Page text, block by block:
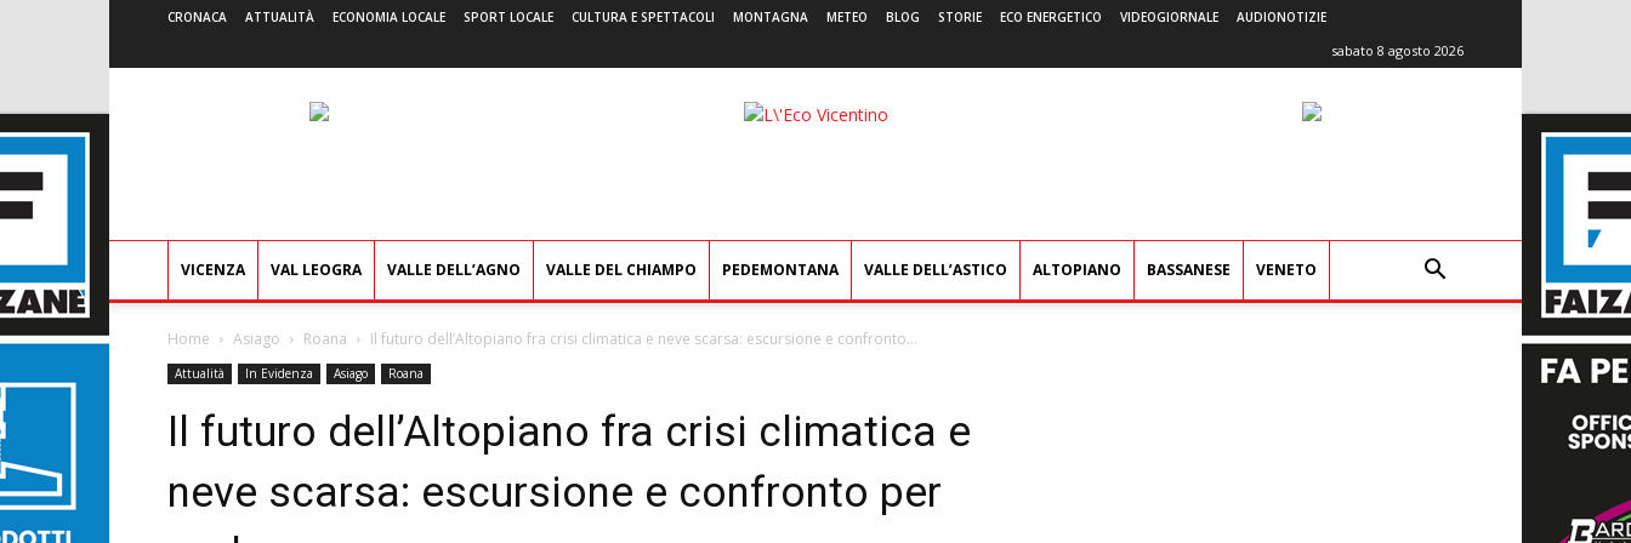
CRONACA ATTUALITÀ ECONOMIA LOCALE SPORT LOCALE CULTURA E SPETTACOLI MONTAGNA METEO BLOG STORIE ECO ENERGETICO VIDEOGIORNALE AUDIONOTIZIE
sabato 8 agosto 2026
L'Eco
VICENZA VAL LEOGRA VALLE DELL’AGNO VALLE DEL CHIAMPO PEDEMONTANA VALLE DELL’ASTICO ALTOPIANO BASSANESE VENETO
Home Asiago Roana Il futuro dell’Altopiano fra crisi climatica e neve scarsa: escursione e confronto...
Attualità In Evidenza Asiago Roana
Il futuro dell’Altopiano fra crisi climatica e
neve scarsa: escursione e confronto per